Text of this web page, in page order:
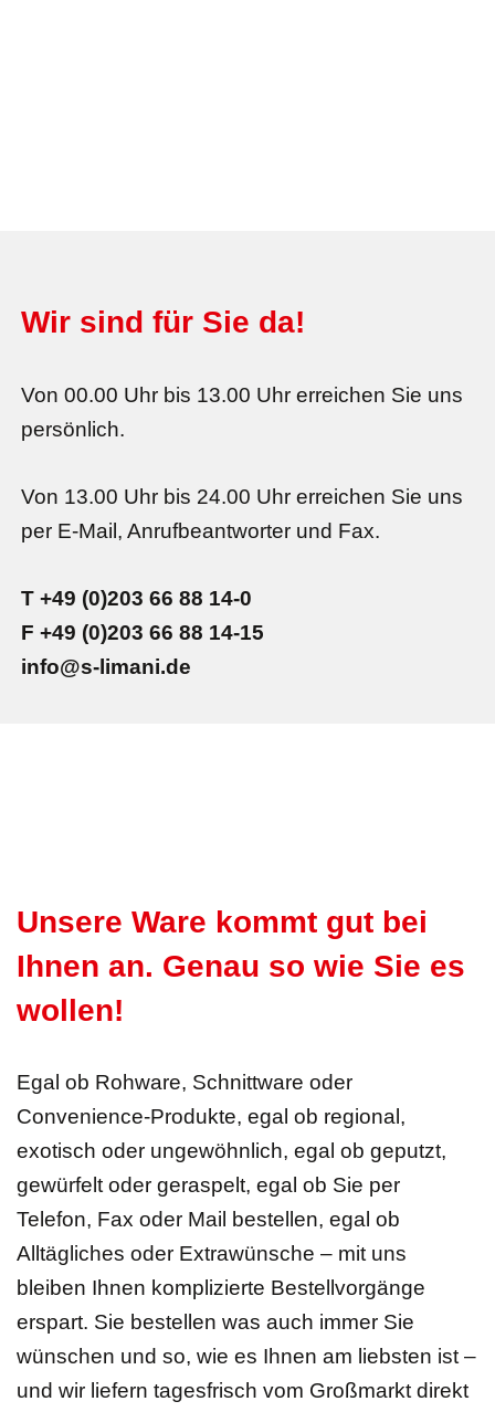
Wir sind für Sie da!
Von 00.00 Uhr bis 13.00 Uhr erreichen Sie uns
persönlich.
Von 13.00 Uhr bis 24.00 Uhr erreichen Sie uns
per E-Mail, Anrufbeantworter und Fax.
T +49 (0)203 66 88 14-0
F +49 (0)203 66 88 14-15
info@s-limani.de
Unsere Ware kommt gut bei
Ihnen an. Genau so wie Sie es
wollen!
Egal ob Rohware, Schnittware oder
Convenience-Produkte, egal ob regional,
exotisch oder ungewöhnlich, egal ob geputzt,
gewürfelt oder geraspelt, egal ob Sie per
Telefon, Fax oder Mail bestellen, egal ob
Alltägliches oder Extrawünsche – mit uns
bleiben Ihnen komplizierte Bestellvorgänge
erspart. Sie bestellen was auch immer Sie
wünschen und so, wie es Ihnen am liebsten ist –
und wir liefern tagesfrisch vom Großmarkt direkt